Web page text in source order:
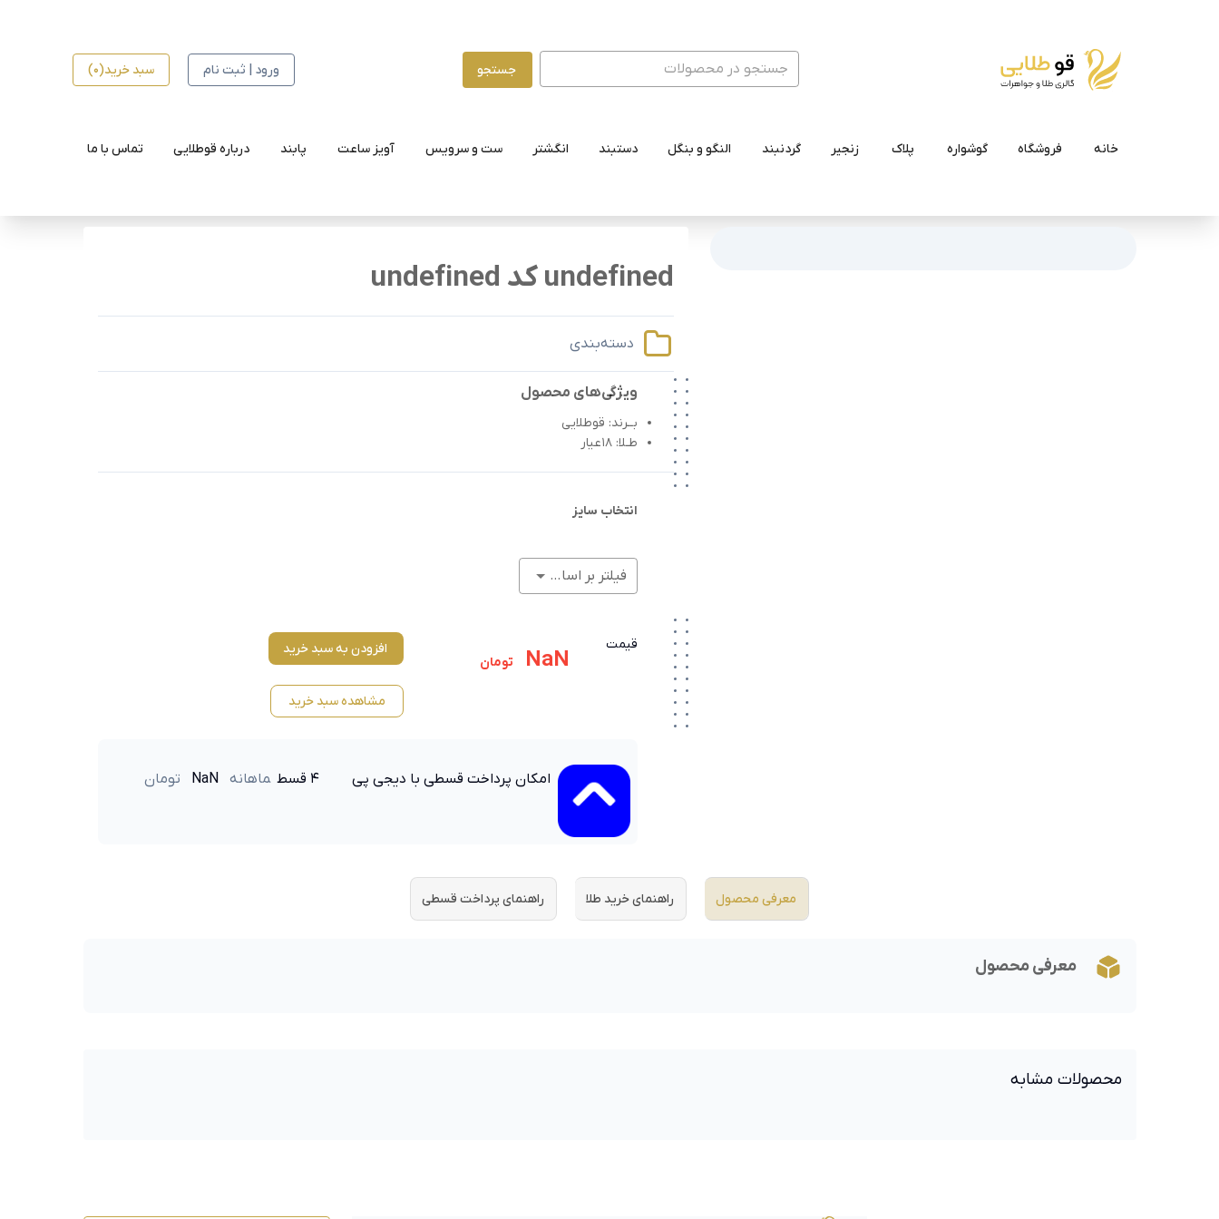
جستجو ورود | ثبت نام سبد خرید(0)
خانه فروشگاه گوشواره پلاک زنجیر گردنبند النگو و بنگل دستبند انگشتر ست و سرویس آویز ساعت پابند درباره قوطلایی تماس با ما
undefined کد undefined
دسته‌بندی
ویژگی‌های محصول
بــرند: قوطلایی
طـلا: 18عیار
انتخاب سایز
فیلتر بر اساس وزن (گرم)
قیمت
NaN تومان
افزودن به سبد خرید
مشاهده سبد خرید
امکان پرداخت قسطی با دیجی پی ۴ قسط ماهانه تومان
معرفی محصول راهنمای خرید طلا راهنمای پرداخت قسطی
معرفی محصول
محصولات مشابه